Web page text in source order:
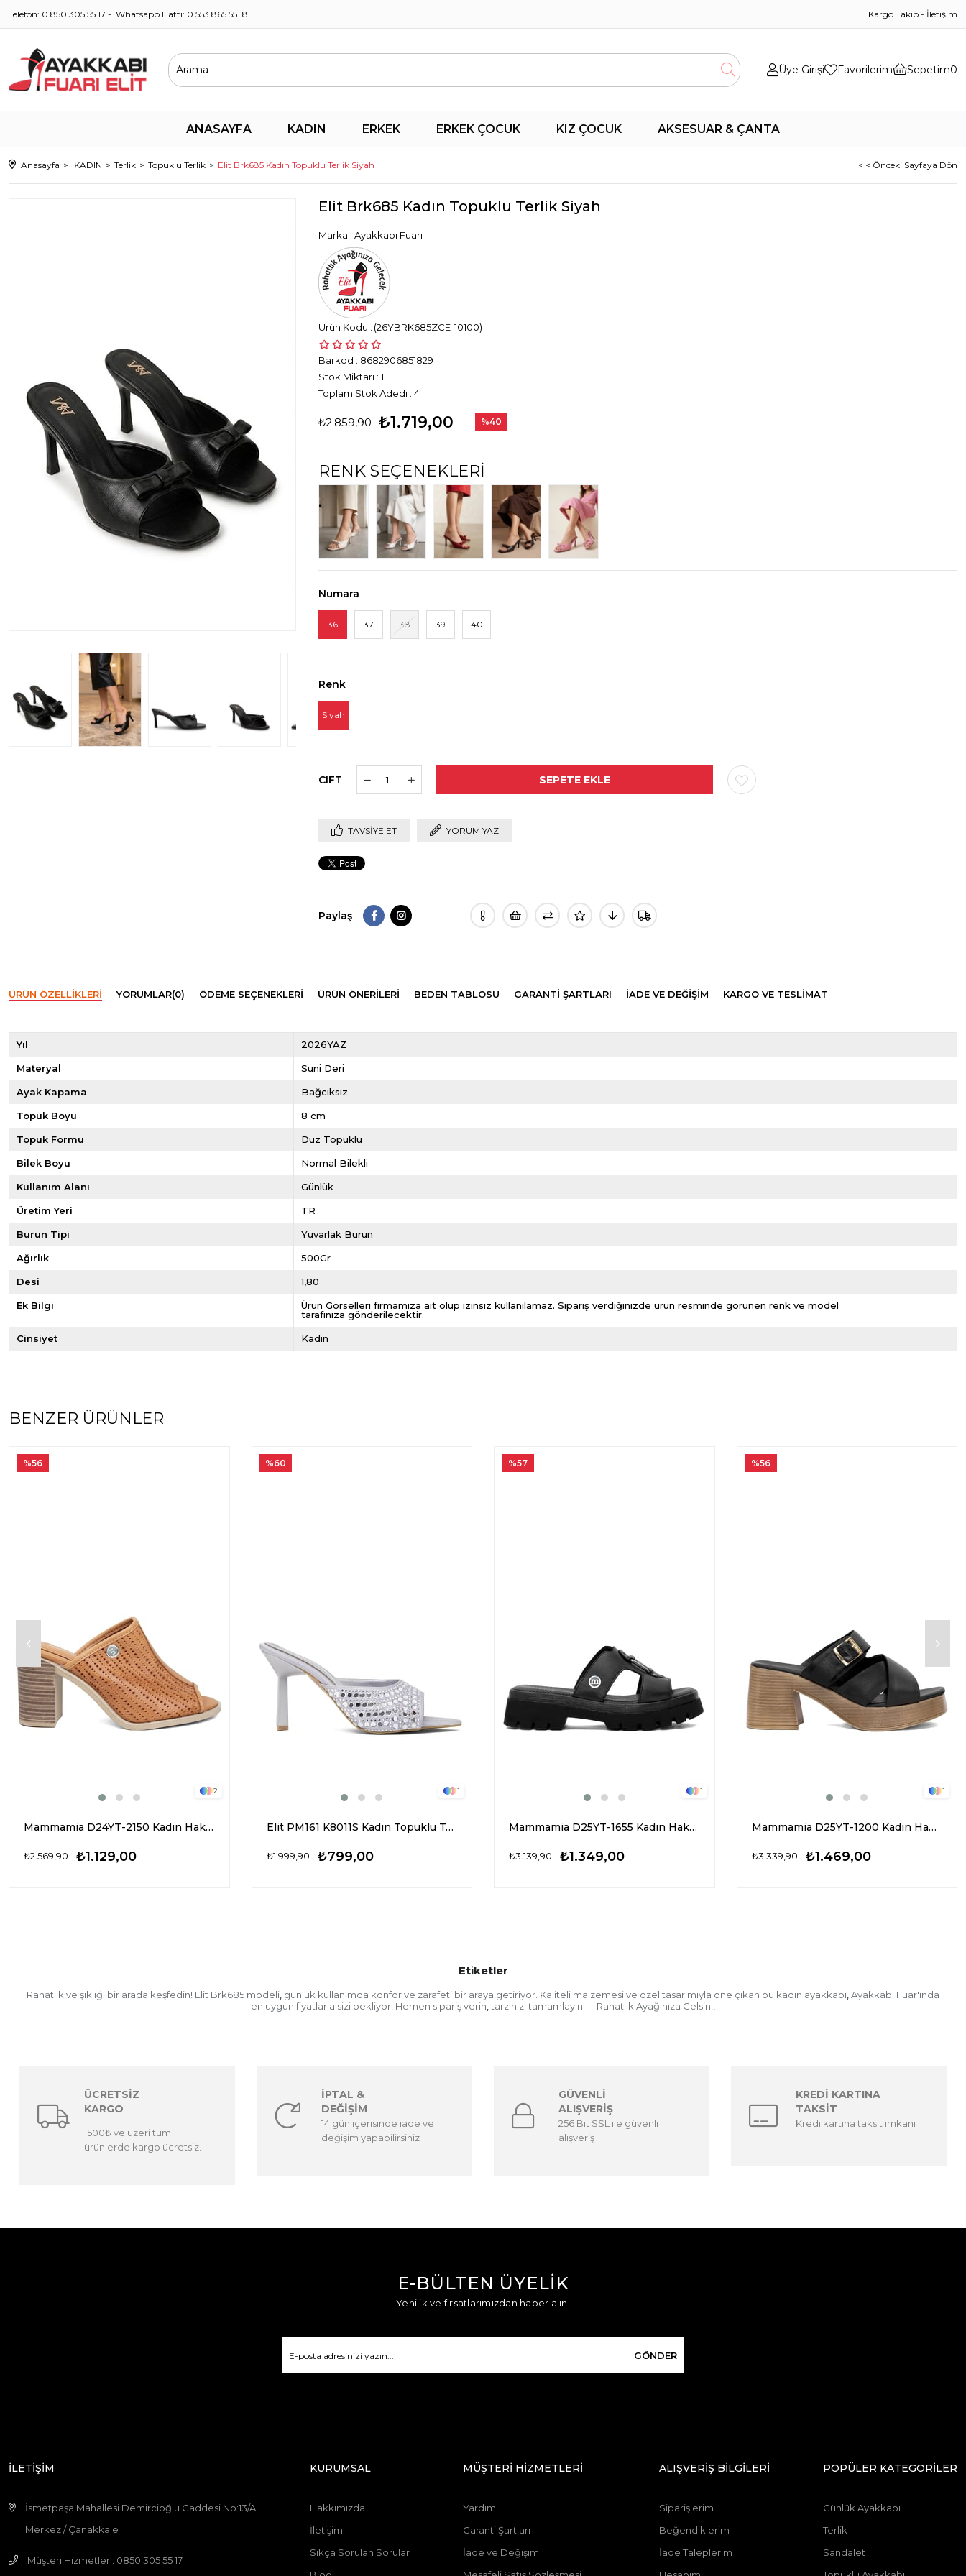
Telefon: 0 850 305 55 17 - Whatsapp Hattı: 0 553 865 55 18 Kargo Takip - İletişim
Üye Girişi Favorilerim Sepetim0
ANASAYFA KADIN ERKEK ERKEK ÇOCUK KIZ ÇOCUK AKSESUAR & ÇANTA
Anasayfa KADIN Terlik Topuklu Terlik Elit Brk685 Kadın Topuklu Terlik Siyah < < Önceki Sayfaya Dön
Elit Brk685 Kadın Topuklu Terlik Siyah
Marka : Ayakkabı Fuarı
(26YBRK685ZCE-10100)
Barkod : 8682906851829
Stok Miktarı : 1
Toplam Stok Adedi : 4
₺2.859,90 ₺1.719,00 %40
RENK SEÇENEKLERI
Numara
36 37 38 39 40
Renk
Siyah
CIFT
TAVSIYE ET YORUM YAZ
Paylaş
ÜRÜN ÖZELLIKLERI YORUMLAR(0) ÖDEME SEÇENEKLERI ÜRÜN ÖNERILERI BEDEN TABLOSU GARANTİ ŞARTLARI İADE VE DEĞİŞİM KARGO VE TESLİMAT
Yıl 2026YAZ
Materyal Suni Deri
Ayak Kapama Bağcıksız
Topuk Boyu 8 cm
Topuk Formu Düz Topuklu
Bilek Boyu Normal Bilekli
Kullanım Alanı Günlük
Üretim Yeri TR
Burun Tipi Yuvarlak Burun
Ağırlık 500Gr
Desi 1,80
Ek Bilgi
Ürün Görselleri firmamıza ait olup izinsiz kullanılamaz. Sipariş verdiğinizde ürün resminde görünen renk ve model
tarafınıza gönderilecektir.
Cinsiyet Kadın
BENZER ÜRÜNLER
2
Mammamia D24YT-2150 Kadın Hakiki Deri Topuklu Terl Taba
₺1.129,00
₺2.569,90
%56
1
Elit PM161 K8011S Kadın Topuklu Terlik Gümüş
₺799,00
₺1.999,90
%60
1
Mammamia D25YT-1655 Kadın Hakiki Deri Topuklu Terlik Siyah
₺1.349,00
₺3.139,90
%57
1
Mammamia D25YT-1200 Kadın Hakiki Deri Topuklu Terlik Siyah
₺1.469,00
₺3.339,90
%56
Etiketler
Rahatlık ve şıklığı bir arada keşfedin! Elit Brk685 modeli, günlük kullanımda konfor ve zarafeti bir araya getiriyor. Kaliteli malzemesi ve özel tasarımıyla öne çıkan bu kadın ayakkabı, Ayakkabı Fuar'ında
en uygun fiyatlarla sizi bekliyor! Hemen sipariş verin, tarzınızı tamamlayın — Rahatlık Ayağınıza Gelsin!,
ÜCRETSİZ
KARGO
1500₺ ve üzeri tüm
ürünlerde kargo ücretsiz.
İPTAL &
DEĞİŞİM
14 gün içerisinde iade ve
değişim yapabilirsiniz
GÜVENLİ
ALIŞVERİŞ
256 Bit SSL ile güvenli
alışveriş
KREDİ KARTINA
TAKSİT
Kredi kartına taksit imkanı
E-BÜLTEN ÜYELİK
Yenilik ve fırsatlarımızdan haber alın!
GÖNDER
İLETİŞİM
İsmetpaşa Mahallesi Demircioğlu Caddesi No:13/A
Merkez / Çanakkale
Müşteri Hizmetleri: 0850 305 55 17
KURUMSAL
Hakkımızda
İletişim
Sıkça Sorulan Sorular
MÜŞTERİ HİZMETLERİ
Yardım
Garanti Şartları
İade ve Değişim
ALIŞVERİŞ BİLGİLERİ
Siparişlerim
Beğendiklerim
İade Taleplerim
POPÜLER KATEGORİLER
Günlük Ayakkabı
Terlik
Sandalet